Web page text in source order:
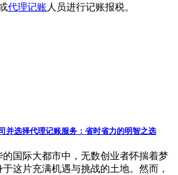
代理记账 人员进行记账报税。
并选择代理记账服务：省时省力的明智之选
国际大都市中，无数创业者怀揣着梦
这片充满机遇与挑战的土地。然而，